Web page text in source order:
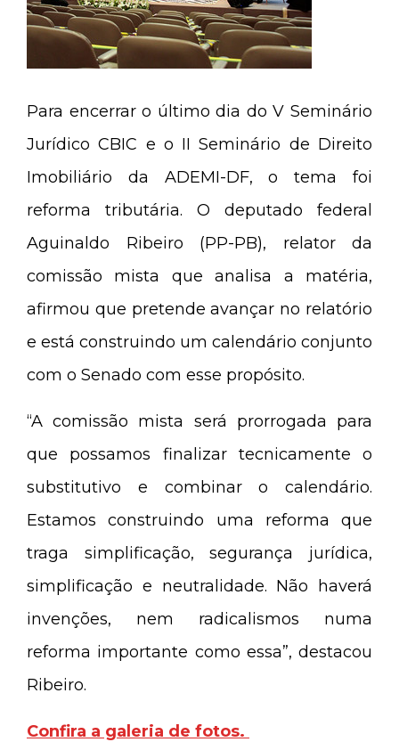
Para encerrar o último dia do V Seminário
Jurídico CBIC e o II Seminário de Direito
Imobiliário da ADEMI-DF, o tema foi
reforma tributária. O deputado federal
Aguinaldo Ribeiro (PP-PB), relator da
comissão mista que analisa a matéria,
afirmou que pretende avançar no relatório
e está construindo um calendário conjunto
com o Senado com esse propósito.
“A comissão mista será prorrogada para
que possamos finalizar tecnicamente o
substitutivo e combinar o calendário.
Estamos construindo uma reforma que
traga simplificação, segurança jurídica,
simplificação e neutralidade. Não haverá
invenções, nem radicalismos numa
reforma importante como essa”, destacou
Ribeiro.
Confira a galeria de fotos.